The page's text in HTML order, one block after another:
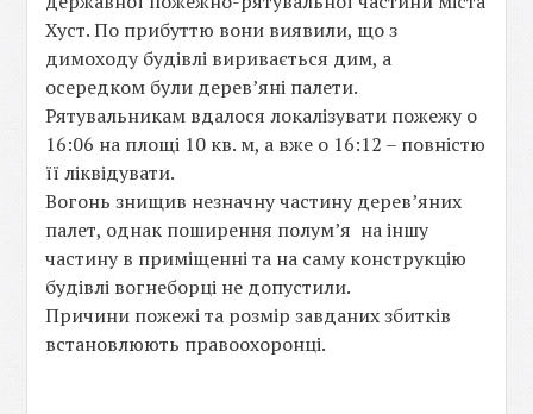
Хуст. По прибуттю вони виявили, що з
димоходу будівлі виривається дим, а
осередком були дерев’яні палети.
Рятувальникам вдалося локалізувати пожежу о
16:06 на площі 10 кв. м, а вже о 16:12 – повністю
її ліквідувати.
Вогонь знищив незначну частину дерев’яних
палет, однак поширення полум’я на іншу
частину в приміщенні та на саму конструкцію
будівлі вогнеборці не допустили.
Причини пожежі та розмір завданих збитків
встановлюють правоохоронці.